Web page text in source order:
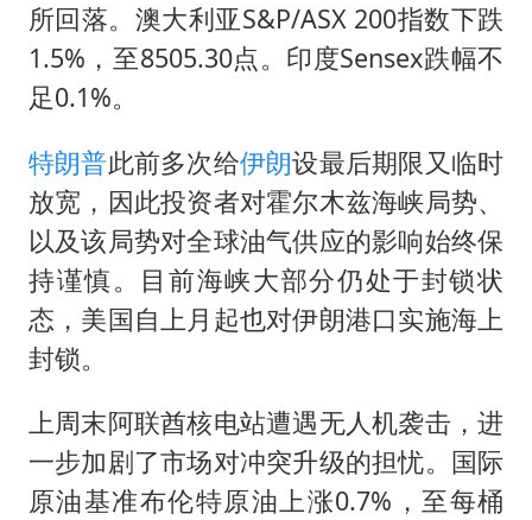
所回落。澳大利亚S&P/ASX 200指数下跌
1.5%，至8505.30点。印度Sensex跌幅不
足0.1%。
特朗普此前多次给伊朗设最后期限又临时
放宽，因此投资者对霍尔木兹海峡局势、
以及该局势对全球油气供应的影响始终保
持谨慎。目前海峡大部分仍处于封锁状
态，美国自上月起也对伊朗港口实施海上
封锁。
上周末阿联酋核电站遭遇无人机袭击，进
一步加剧了市场对冲突升级的担忧。国际
原油基准布伦特原油上涨0.7%，至每桶